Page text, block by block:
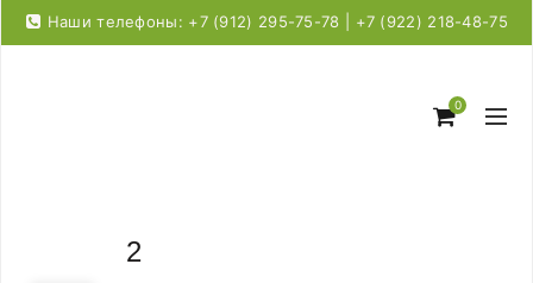
Наши телефоны: +7 (912) 295-75-78 | +7 (922) 218-48-75
0
2